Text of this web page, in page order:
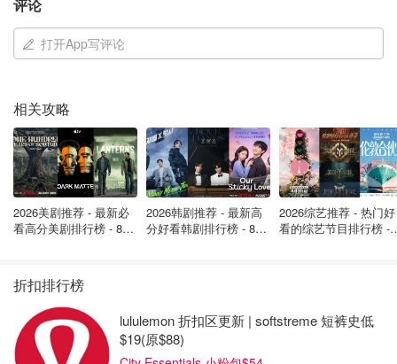
评论
打开App写评论
相关攻略
2026美剧推荐 - 最新必
看高分美剧排行榜 - 8月
2026韩剧推荐 - 最新高
分好看韩剧排行榜 - 8月
2026综艺推荐 - 热门好
看的综艺节目排行榜 -
折扣排行榜
lululemon 折扣区更新 | softstreme 短裤史低
$19(原$88)